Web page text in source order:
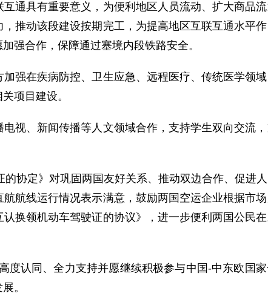
通具有重要意义，为便利地区人员流动、扩大商品
推动该段建设按期完工，为提高地区互联互通水平
强合作，保障通过塞境内段铁路安全。
强在疾病防控、卫生应急、远程医疗、传统医学领
项目建设。
视、新闻传播等人文领域合作，支持学生双向交流
协定》对巩固两国友好关系、推动双边合作、促进
航线运行情况表示满意，鼓励两国空运企业根据市
换领机动车驾驶证的协议》，进一步便利两国公民
度认同、全力支持并愿继续积极参与中国-中东欧国
。